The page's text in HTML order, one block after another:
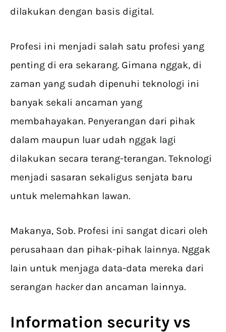
dilakukan dengan basis digital.
Profesi ini menjadi salah satu profesi yang
penting di era sekarang. Gimana nggak, di
zaman yang sudah dipenuhi teknologi ini
banyak sekali ancaman yang
membahayakan. Penyerangan dari pihak
dalam maupun luar udah nggak lagi
dilakukan secara terang-terangan. Teknologi
menjadi sasaran sekaligus senjata baru
untuk melemahkan lawan.
Makanya, Sob. Profesi ini sangat dicari oleh
perusahaan dan pihak-pihak lainnya. Nggak
lain untuk menjaga data-data mereka dari
serangan hacker dan ancaman lainnya.
Information security vs